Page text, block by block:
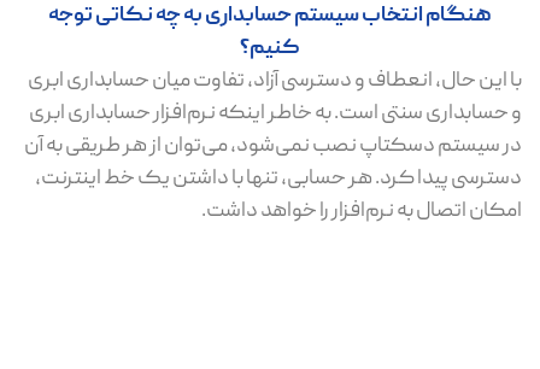
هنگام انتخاب سیستم حسابداری به چه نکاتی توجه
کنیم؟
با این حال، انعطاف و دسترسی آزاد، تفاوت میان حسابداری ابری
و حسابداری سنتی است. به خاطر اینکه نرم‌افزار حسابداری ابری
در سیستم دسکتاپ نصب نمی‌شود، می‌توان از هر طریقی به آن
دسترسی پیدا کرد. هر حسابی، تنها با داشتن یک خط اینترنت،
امکان اتصال به نرم‌افزار را خواهد داشت.